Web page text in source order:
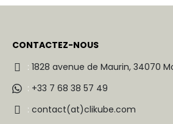
CONTACTEZ-NOUS
: 1828 avenue de Maurin, 34070
: +33 7 68 38 57 49
: contact(at)clikube.com